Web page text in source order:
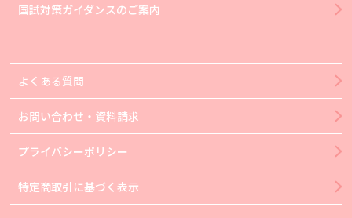
国試対策ガイダンスのご案内
よくある質問
お問い合わせ・資料請求
プライバシーポリシー
特定商取引に基づく表示